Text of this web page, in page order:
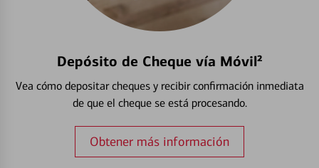
Depósito de Cheque vía Móvil²
Vea cómo depositar cheques y recibir confirmación inmediata
de que el cheque se está procesando.
Obtener más información